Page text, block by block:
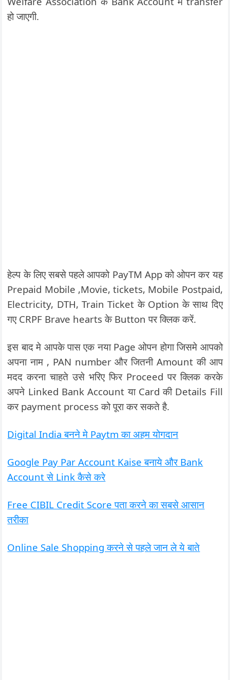
हो जाएगी.
हेल्प के लिए सबसे पहले आपको PayTM App को ओपन कर यह
Prepaid Mobile ,Movie, tickets, Mobile Postpaid,
Electricity, DTH, Train Ticket के Option के साथ दिए
गए CRPF Brave hearts के Button पर क्लिक करें.
इस बाद मे आपके पास एक नया Page ओपन होगा जिसमे आपको
अपना नाम , PAN number और जितनी Amount की आप
मदद करना चाहते उसे भरिए फिर Proceed पर क्लिक करके
अपने Linked Bank Account या Card की Details Fill
कर payment process को पूरा कर सकते है.
Digital India बनने मे Paytm का अहम योगदान
Google Pay Par Account Kaise बनाये और Bank
Account से Link कैसे करे
Free CIBIL Credit Score पता करने का सबसे आसान
तरीका
Online Sale Shopping करने से पहले जान ले ये बाते